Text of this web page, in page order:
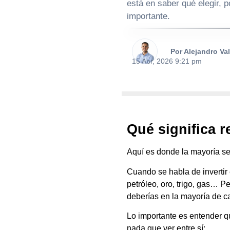
está en saber qué elegir,
importante.
Por Alejandro
15 Abr, 2026 9:21 pm
Qué significa
Aquí es donde la mayoría
Cuando se habla de invertir
petróleo, oro, trigo, gas…
deberías en la mayoría de
Lo importante es entender
nada que ver entre sí: